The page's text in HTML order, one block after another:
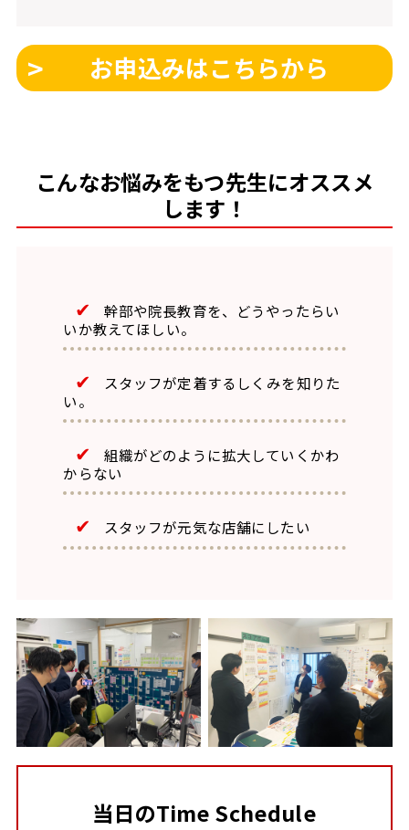
お申込みはこちらから
こんなお悩みをもつ先生にオススメ
します！
幹部や院長教育を、どうやったらい
いか教えてほしい。
スタッフが定着するしくみを知りた
い。
組織がどのように拡大していくかわ
からない
スタッフが元気な店舗にしたい
当日のTime Schedule